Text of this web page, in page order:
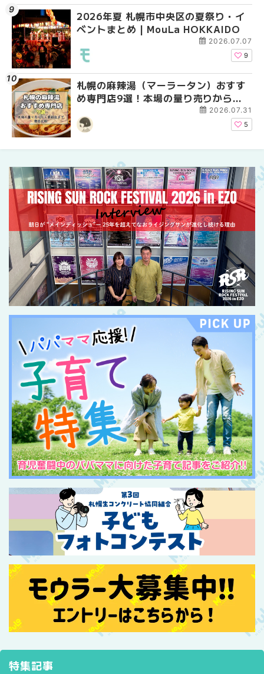
2026年夏 札幌市中央区の夏祭り・イ
ベントまとめ | MouLa HOKKAIDO
2026.07.07
9
札幌の麻辣湯（マーラータン）おすす
め専門店9選！本場の量り売りから最
新店まで徹底比較 | MouLa
HOKKAIDO
2026.07.31
5
2026年夏 札幌市中央
ベントまとめ |
2026年夏 恵庭市・千
イベントまとめ |
【新千歳空港】新カー
業。「SUPER
ーパーラウンジアネッ
介！！ | MouLa
2026年夏 札幌市南区
ントまとめ | MouLa
特集記事